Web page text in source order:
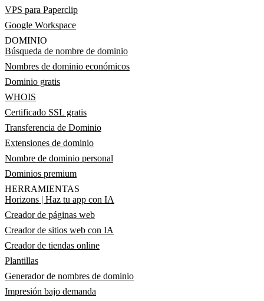
VPS para Paperclip
Google Workspace
DOMINIO
Búsqueda de nombre de dominio
Nombres de dominio económicos
Dominio gratis
WHOIS
Certificado SSL gratis
Transferencia de Dominio
Extensiones de dominio
Nombre de dominio personal
Dominios premium
HERRAMIENTAS
Horizons | Haz tu app con IA
Creador de páginas web
Creador de sitios web con IA
Creador de tiendas online
Plantillas
Generador de nombres de dominio
Impresión bajo demanda